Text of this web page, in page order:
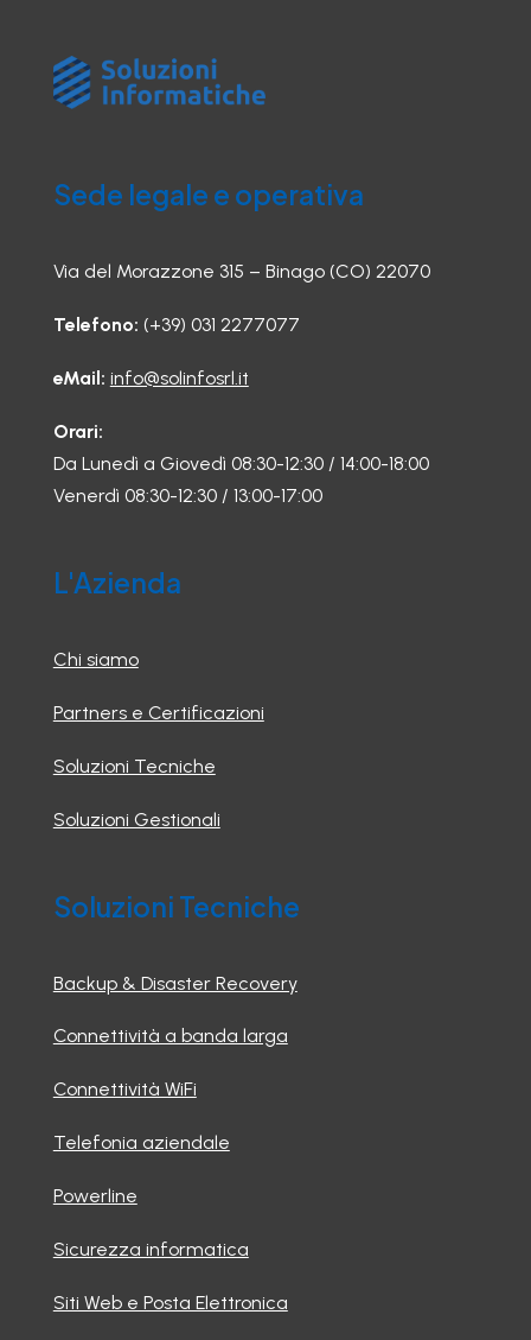
Sede legale e operativa
Via del Morazzone 315 – Binago (CO) 22070
Telefono: (+39) 031 2277077
eMail: info@solinfosrl.it
Orari:
Da Lunedì a Giovedì 08:30-12:30 / 14:00-18:00
Venerdì 08:30-12:30 / 13:00-17:00
L'Azienda
Chi siamo
Partners e Certificazioni
Soluzioni Tecniche
Soluzioni Gestionali
Soluzioni Tecniche
Backup & Disaster Recovery
Connettività a banda larga
Connettività WiFi
Telefonia aziendale
Powerline
Sicurezza informatica
Siti Web e Posta Elettronica